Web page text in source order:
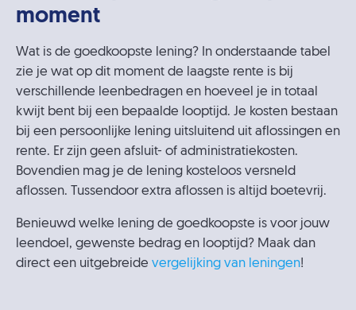
moment
Wat is de goedkoopste lening? In onderstaande tabel
zie je wat op dit moment de laagste rente is bij
verschillende leenbedragen en hoeveel je in totaal
kwijt bent bij een bepaalde looptijd. Je kosten bestaan
bij een persoonlijke lening uitsluitend uit aflossingen en
rente. Er zijn geen afsluit- of administratiekosten.
Bovendien mag je de lening kosteloos versneld
aflossen. Tussendoor extra aflossen is altijd boetevrij.
Benieuwd welke lening de goedkoopste is voor jouw
leendoel, gewenste bedrag en looptijd? Maak dan
direct een uitgebreide vergelijking van leningen!